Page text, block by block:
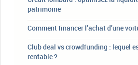
patrimoine
Comment financer l’achat d’une
Club deal vs crowdfunding : lequel
rentable ?